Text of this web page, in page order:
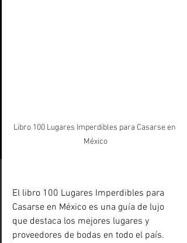
Libro 100 Lugares Imperdibles para Casarse en
México
El libro 100 Lugares Imperdibles para
Casarse en México es una guía de lujo
que destaca los mejores lugares y
proveedores de bodas en todo el país.